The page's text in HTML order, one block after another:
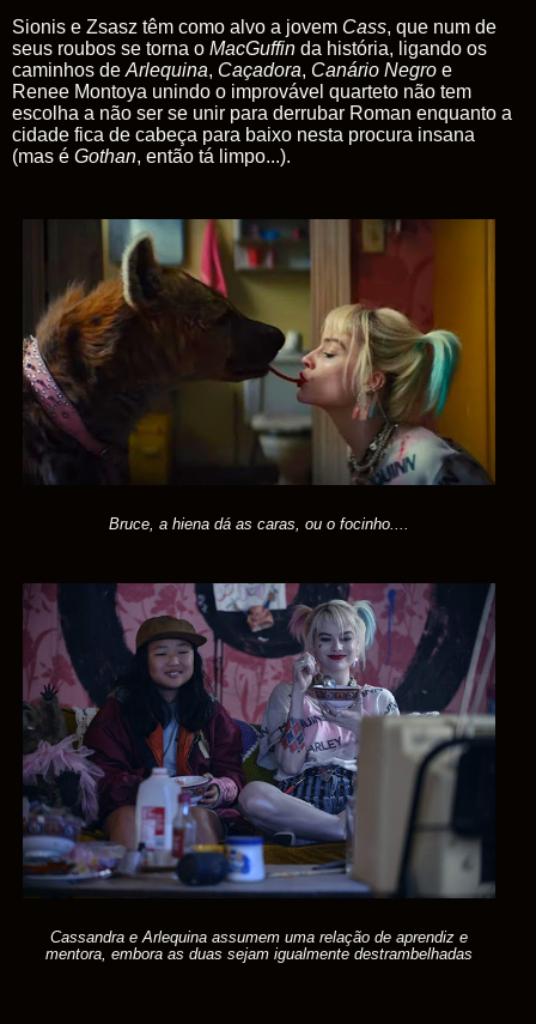
Sionis e Zsasz têm como alvo a jovem Cass, que num de
seus roubos se torna o MacGuffin da história, ligando os
caminhos de Arlequina, Caçadora, Canário Negro e
Renee Montoya unindo o improvável quarteto não tem
escolha a não ser se unir para derrubar Roman enquanto a
cidade fica de cabeça para baixo nesta procura insana
(mas é Gothan, então tá limpo...).
Bruce, a hiena dá as caras, ou o focinho....
Cassandra e Arlequina assumem uma relação de aprendiz e
mentora, embora as duas sejam igualmente destrambelhadas